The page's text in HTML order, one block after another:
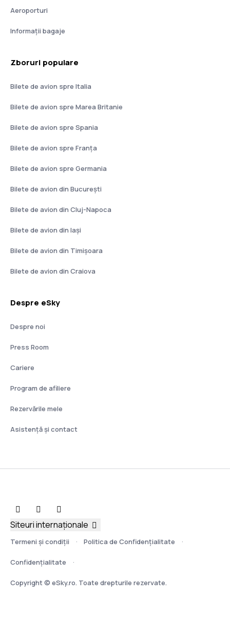
Aeroporturi
Informații bagaje
Zboruri populare
Bilete de avion spre Italia
Bilete de avion spre Marea Britanie
Bilete de avion spre Spania
Bilete de avion spre Franţa
Bilete de avion spre Germania
Bilete de avion din București
Bilete de avion din Cluj-Napoca
Bilete de avion din Iași
Bilete de avion din Timișoara
Bilete de avion din Craiova
Despre eSky
Despre noi
Press Room
Cariere
Program de afiliere
Rezervările mele
Asistenţă şi contact
Termeni şi condiţii Politica de Confidențialitate
Confidențialitate
Copyright © eSky.ro. Toate drepturile rezervate.
Siteuri internaționale